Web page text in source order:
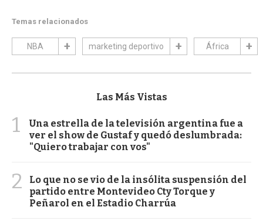
Temas relacionados
NBA marketing deportivo África
Las Más Vistas
1
Una estrella de la televisión argentina fue a
ver el show de Gustaf y quedó deslumbrada:
"Quiero trabajar con vos"
2
Lo que no se vio de la insólita suspensión del
partido entre Montevideo Cty Torque y
Peñarol en el Estadio Charrúa